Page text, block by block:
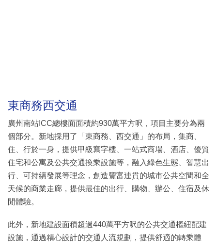
東商務西交通
廣州南站ICC總樓面面積約930萬平方呎，項目主要分為兩
個部分。新地採用了「東商務、西交通」的布局，集商、
住、行於一身，提供甲級寫字樓、一站式商場、酒店、優質
住宅和公寓及公共交通換乘設施等，融入綠色生態、智慧出
行、可持續發展等理念，創造豐富連貫的城市公共空間和全
天候的商業走廊，提供最佳的出行、購物、辦公、住宿及休
閒體驗。
此外，新地建設面積超過440萬平方呎的公共交通樞紐配建
設施，通過精心設計的交通人流規劃，提供舒適的轉乘體